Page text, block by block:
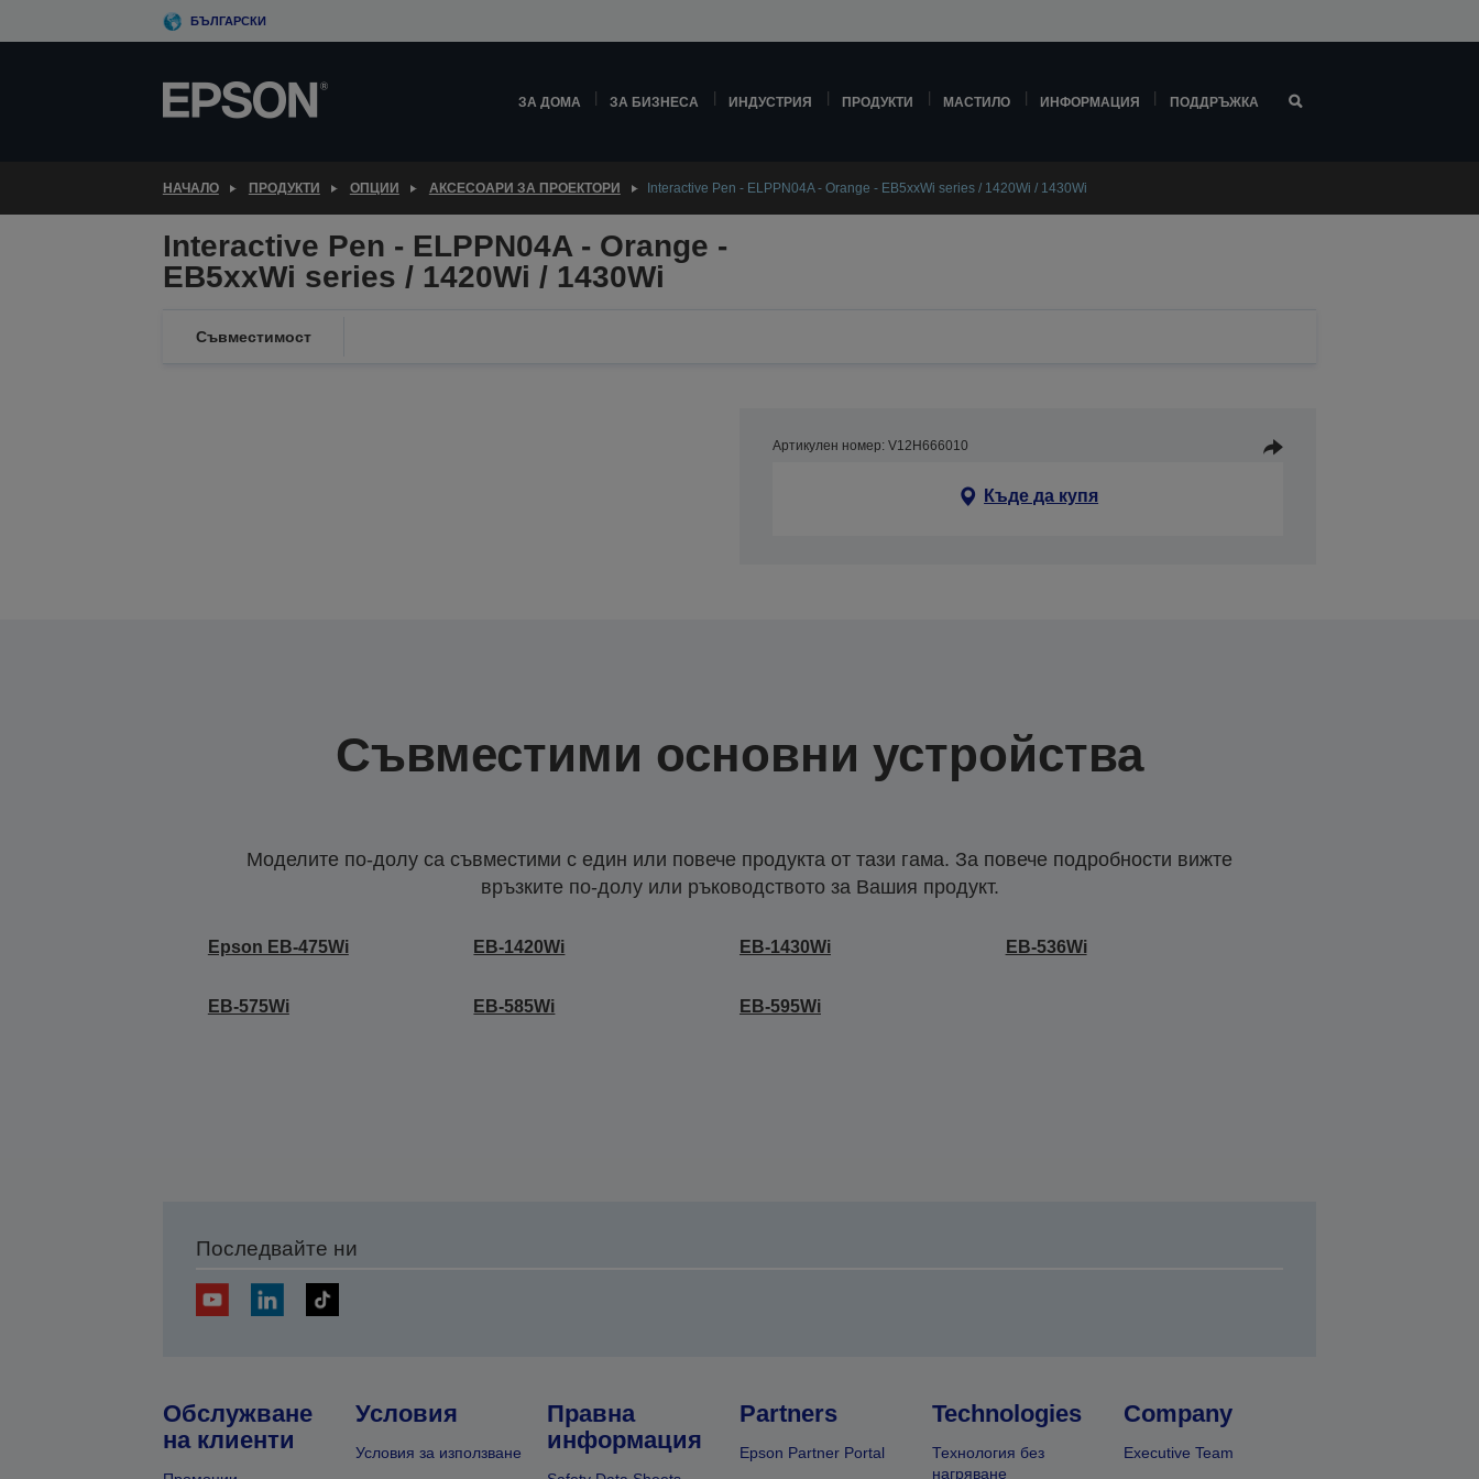
to
БЪЛГАРСКИ
ЗА ДОМА ЗА БИЗНЕСА ИНДУСТРИЯ ПРОДУКТИ МАСТИЛО ИНФОРМАЦИЯ ПОДДРЪЖКА
НАЧАЛО ПРОДУКТИ ОПЦИИ АКСЕСОАРИ ЗА ПРОЕКТОРИ Interactive Pen - ELPPN04A - Orange - EB5xxWi series / 1420Wi / 1430Wi
Interactive Pen - ELPPN04A - Orange -
EB5xxWi series / 1420Wi / 1430Wi
Съвместимост
Артикулен номер: V12H666010
Къде да купя
Съвместими основни устройства
Моделите по-долу са съвместими с един или повече продукта от тази гама. За повече подробности вижте
връзките по-долу или ръководството за Вашия продукт.
Epson EB-475Wi EB-1420Wi EB-1430Wi EB-536Wi
EB-575Wi EB-585Wi EB-595Wi
Последвайте ни
Обслужване
на клиенти
Условия
Условия за използване
Правна
информация
Partners
Epson Partner Portal
Technologies
Технология без
нагряване
Company
Executive Team